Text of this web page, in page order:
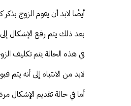
أيضًا لابد أن يقوم الزوج
بعد ذلك يتم رفع الإشكال
في هذه الحالة يتم تكليف
لابد من الانتباه إلى أنه
أما في حالة تقديم الإشكال